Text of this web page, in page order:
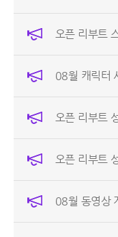
오픈 리부트
08월 캐릭터
오픈 리부트
오픈 리부트
08월 동영상